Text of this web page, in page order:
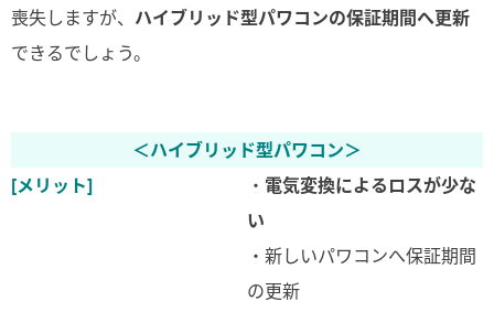
喪失しますが、 ハイブリッド型パワコンの保証期間へ更新
できるでしょう。
＜ハイブリッド型パワコン＞
[メリット]
・ 電気変換によるロスが少な
い
・新しいパワコンへ保証期間
の更新